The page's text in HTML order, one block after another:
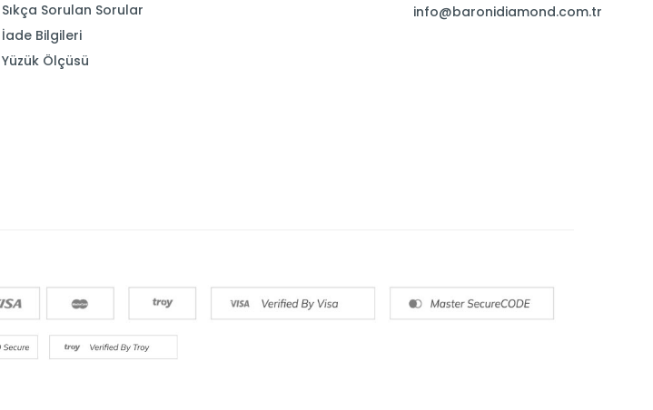
Sıkça Sorulan Sorular
İade Bilgileri
Yüzük Ölçüsü
info@baronidiamond.com.tr